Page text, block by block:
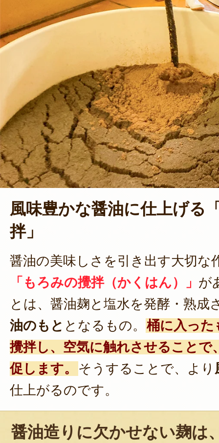
風味豊かな醤油に仕上げる
拌」
醤油の美味しさを引き出す大切な
「もろみの攪拌（かくはん）」 が
とは、醤油麹と塩水を発酵・熟成
油のもと となるもの。 桶に入った
攪拌し、空気に触れさせることで
促します。
そうすることで、より
仕上がるのです。
醤油造りに欠かせない麹は